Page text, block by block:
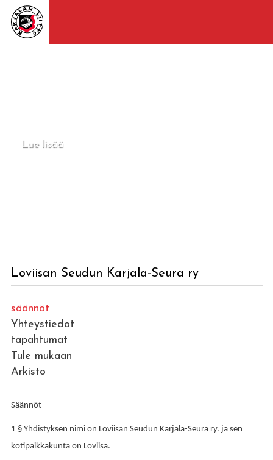
Lue lisää
Loviisan Seudun Karjala-Seura ry
säännöt
Yhteystiedot
tapahtumat
Tule mukaan
Arkisto
Säännöt
1 § Yhdistyksen nimi on Loviisan Seudun Karjala-Seura ry. ja sen
kotipaikkakunta on Loviisa.